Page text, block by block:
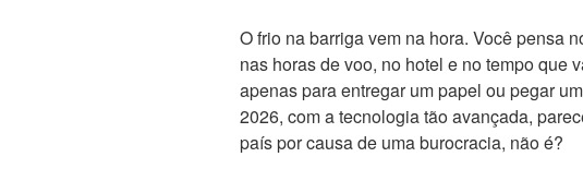
O frio na barriga vem na hora. Você pensa
nas horas de voo, no hotel e no tempo que
apenas para entregar um papel ou pegar
2026, com a tecnologia tão avançada,
país por causa de uma burocracia, não é?